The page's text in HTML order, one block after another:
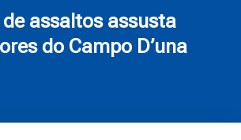
de assaltos assusta
do Campo D’una